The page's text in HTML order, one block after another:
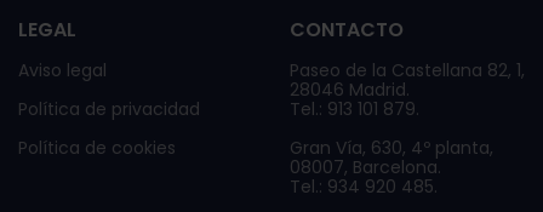
LEGAL
Aviso legal
Política de privacidad
Política de cookies
CONTACTO
Paseo de la Castellana 82, 1,
28046 Madrid.
Tel.: 913 101 879.
Gran Vía, 630, 4º planta,
08007, Barcelona.
Tel.: 934 920 485.